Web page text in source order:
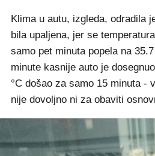
Klima u autu, izgleda, odradila
bila upaljena, jer se
samo pet minuta popela na
minute kasnije auto je
°C došao za samo 15 minuta -
nije dovoljno ni za obaviti